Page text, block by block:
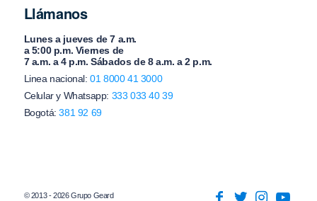
Llámanos
Lunes a jueves de 7 a.m.
a 5:00 p.m. Viernes de
7 a.m. a 4 p.m. Sábados de 8 a.m. a 2 p.m.
Linea nacional:01 8000 41 3000
Celular y Whatsapp: 333 033 40 39
Bogotá:381 92 69
© 2013 - 2026 Grupo Geard